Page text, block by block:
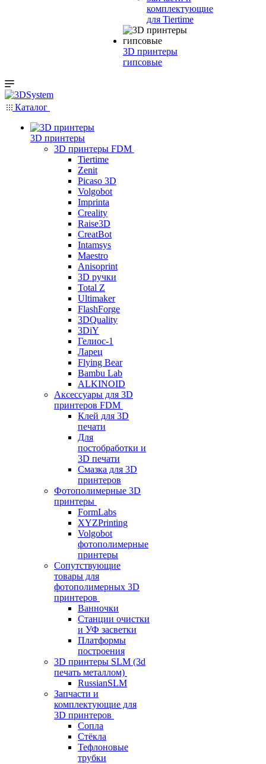
комплектующие
для Tiertime
3D принтеры
гипсовые
Каталог
3D принтеры
3D принтеры FDM
Tiertime
Zenit
Picaso 3D
Volgobot
Imprinta
Creality
Raise3D
CreatBot
Intamsys
Maestro
Anisoprint
3D ручки
Total Z
Ultimaker
FlashForge
3DQuality
3DiY
Гелиос-1
Ларец
Flying Bear
Bambu Lab
ALKINOID
Аксессуары для 3D
принтеров FDM
Клей для 3D
печати
Для
постобработки и
3D печати
Смазка для 3D
принтеров
Фотополимерные 3D
принтеры
FormLabs
XYZPrinting
Volgobot
фотополимерные
принтеры
Сопутствующие
товары для
фотополимерных 3D
принтеров
Ванночки
Станции очистки
и УФ засветки
Платформы
построения
3D принтеры SLM (3d
печать металлом)
RussianSLM
Запчасти и
комплектующие для
3D принтеров
Сопла
Cтёкла
Тефлоновые
трубки